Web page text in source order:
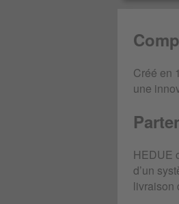
Créé en
une
HEDUE
d’un
livraison